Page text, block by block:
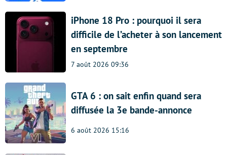
iPhone 18 Pro : pourquoi il sera
difficile de l’acheter à son lancement
en septembre
7 août 2026 09:36
GTA 6 : on sait enfin quand sera
diffusée la 3e bande-annonce
6 août 2026 15:16